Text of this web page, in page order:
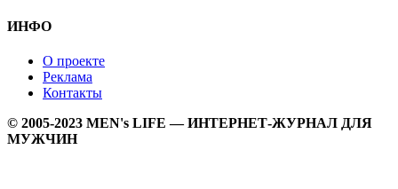
ИНФО
О проекте
Реклама
Контакты
© 2005-2023 MEN's LIFE — ИНТЕРНЕТ-ЖУРНАЛ ДЛЯ
МУЖЧИН